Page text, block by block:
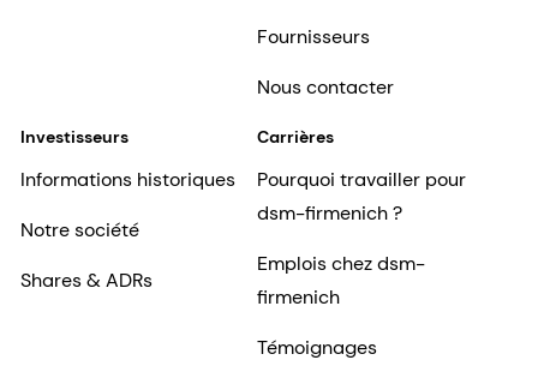
Fournisseurs
Nous contacter
Investisseurs
Informations historiques
Notre société
Shares & ADRs
Carrières
Pourquoi travailler pour
dsm-firmenich ?
Emplois chez dsm-
firmenich
Témoignages